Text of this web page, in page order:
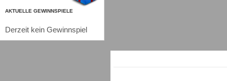
AKTUELLE GEWINNSPIELE
Derzeit kein Gewinnspiel